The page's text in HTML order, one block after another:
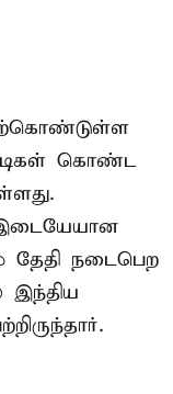
கொண்ட
தேதி நடைபெற